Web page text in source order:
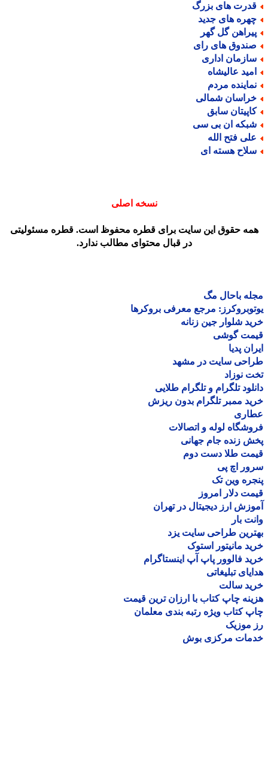
های بزرگ
های جدید
گل گهر
های رای
اداری
عالیشاه
مردم
شمالی
سابق
ان بی سی
فتح الله
هسته ای
نسخه اصلی
حقوق این سایت برای قطره محفوظ است. قطره مسئولیتی
در قبال محتوای مطالب ندارد.
باحال مگ
مرجع معرفی بروکرها
شلوار جین زنانه
گوشی
پدیا
سایت در مشهد
نوزاد
تلگرام و تلگرام طلایی
ممبر تلگرام بدون ریزش
لوله و اتصالات
زنده جام جهانی
طلا دست دوم
اچ پی
وین تک
دلار امروز
ارز دیجیتال در تهران
بار
طراحی سایت یزد
مانیتور استوک
فالوور پاپ آپ اینستاگرام
تبلیغاتی
سالت
چاپ کتاب با ارزان ترین قیمت
کتاب ویژه رتبه بندی معلمان
موزیک
مرکزی بوش